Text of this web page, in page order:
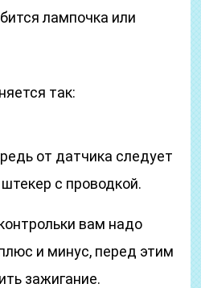
лампочка или
так:
от датчика следует
с проводкой.
вам надо
и минус, перед этим
зажигание.